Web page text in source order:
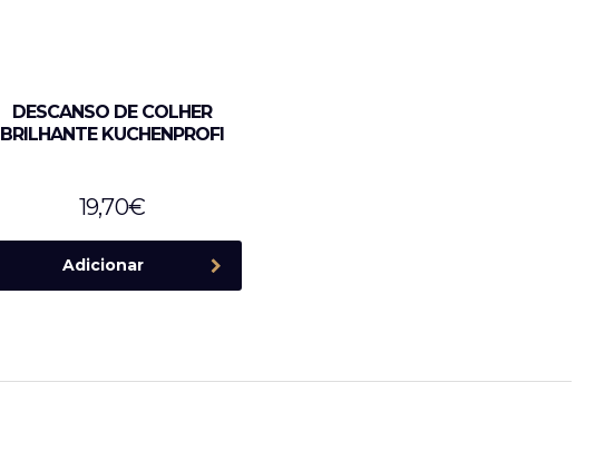
DESCANSO DE COLHER
BRILHANTE KUCHENPROFI
19,70€
Adicionar